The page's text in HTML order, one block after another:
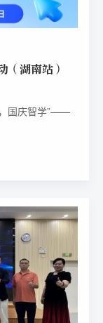
（湖南站）
国庆智学”——